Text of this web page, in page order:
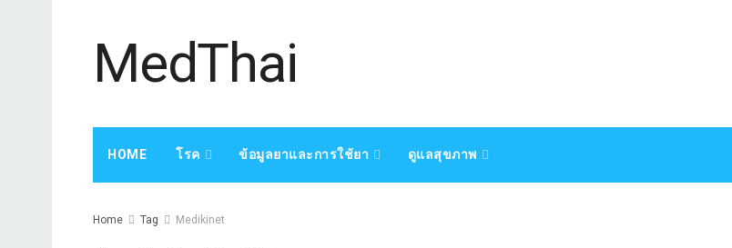
MedThai
HOME โรค ข้อมูลยาและการใช้ยา ดูแลสุขภาพ
Home Tag Medikinet